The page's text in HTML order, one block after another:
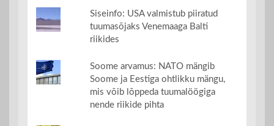
Siseinfo: USA valmistub piiratud
tuumasõjaks Venemaaga Balti
riikides
Soome arvamus: NATO mängib
Soome ja Eestiga ohtlikku mängu,
mis võib lõppeda tuumalöögiga
nende riikide pihta